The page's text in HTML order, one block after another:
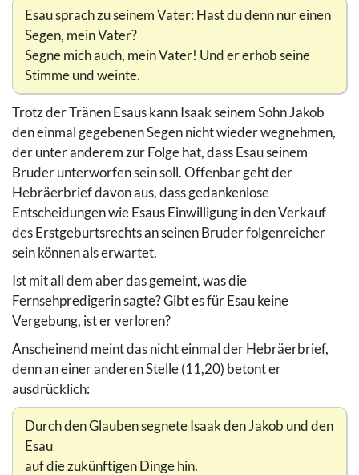
Esau sprach zu seinem Vater: Hast du denn nur einen
Segen, mein Vater?
Segne mich auch, mein Vater! Und er erhob seine
Stimme und weinte.
Trotz der Tränen Esaus kann Isaak seinem Sohn Jakob
den einmal gegebenen Segen nicht wieder wegnehmen,
der unter anderem zur Folge hat, dass Esau seinem
Bruder unterworfen sein soll. Offenbar geht der
Hebräerbrief davon aus, dass gedankenlose
Entscheidungen wie Esaus Einwilligung in den Verkauf
des Erstgeburtsrechts an seinen Bruder folgenreicher
sein können als erwartet.
Ist mit all dem aber das gemeint, was die
Fernsehpredigerin sagte? Gibt es für Esau keine
Vergebung, ist er verloren?
Anscheinend meint das nicht einmal der Hebräerbrief,
denn an einer anderen Stelle (11,20) betont er
ausdrücklich:
Durch den Glauben segnete Isaak den Jakob und den
Esau
auf die zukünftigen Dinge hin.